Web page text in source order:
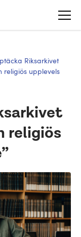
Riksarkivet
religiös upplevels
religiös